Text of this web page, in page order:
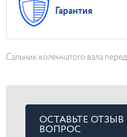
Гарантия
Сальник коленчатого вала
ОСТАВЬТЕ
ВОПРОС